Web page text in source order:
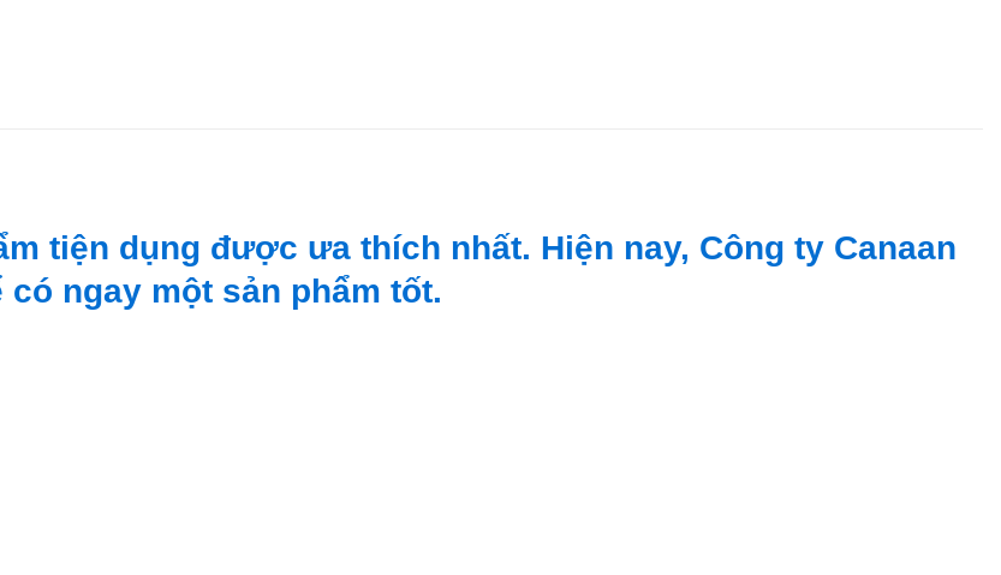
tiện dụng được ưa thích nhất. Hiện nay, Công ty Canaan
ngay một sản phẩm tốt.